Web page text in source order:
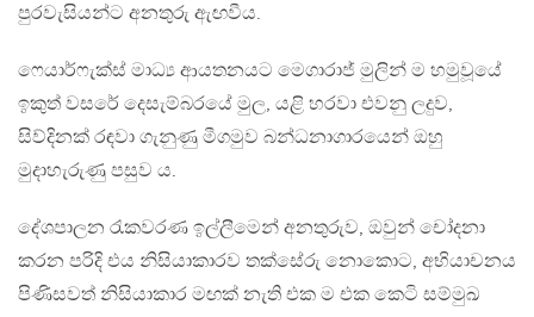
පුරවැසියන්ට අනතුරු ඇඟවීය.
ෆෙයාර්ෆැක්ස් මාධ්‍ය ආයතනයට මෙගාරාජ් මුලින් ම හමුවූයේ
ඉකුත් වසරේ දෙසැම්බරයේ මුල, යළි හරවා එවනු ලදුව,
සිව්දිනක් රඳවා ගැනුණු මීගමුව බන්ධනාගාරයෙන් ඔහු
මුදාහැරුණු පසුව ය.
දේශපාලන රැකවරණ ඉල්ලීමෙන් අනතුරුව, ඔවුන් චෝදනා
කරන පරිදි එය නිසියාකාරව තක්සේරු නොකොට, අභියාචනය
පිණිසවත් නිසියාකාර මඟක් නැති එක ම එක කෙටි සම්මුඛ